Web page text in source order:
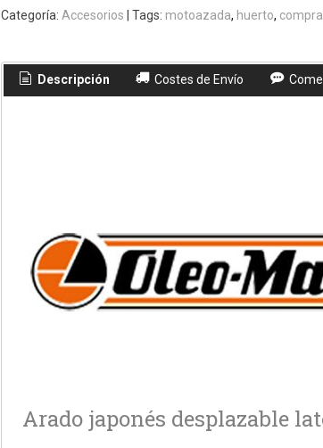
Categoría: Accesorios | Tags: motoazada huerto
Descripción Costes de Envío
Arado japonés desplazable